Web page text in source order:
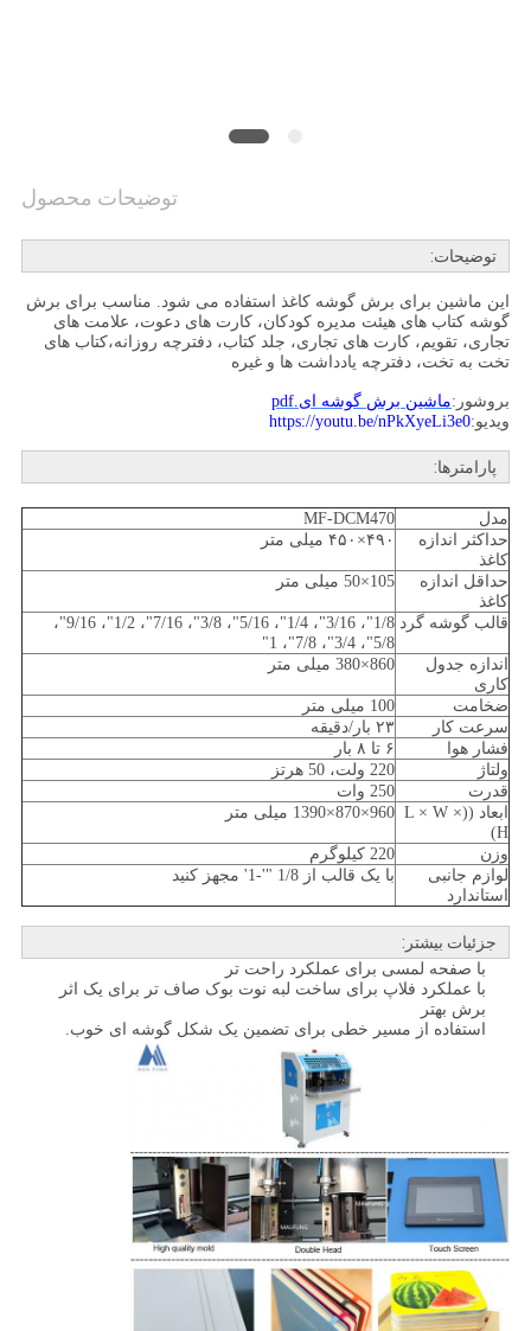
توضیحات محصول
توضیحات:
این ماشین برای برش گوشه کاغذ استفاده می شود. مناسب برای برش
گوشه کتاب های هیئت مدیره کودکان، کارت های دعوت، علامت های
تجاری، تقویم، کارت های تجاری، جلد کتاب، دفترچه روزانه،کتاب های
تخت به تخت، دفترچه یادداشت ها و غیره
بروشور:ماشین برش گوشه ای.pdf
ویدیو:https://youtu.be/nPkXyeLi3e0
پارامترها:
مدل
MF-DCM470
حداکثر اندازه
کاغذ
۴۹۰×۴۵۰ میلی متر
حداقل اندازه
کاغذ
105×50 میلی متر
قالب گوشه گرد
1/8"، 3/16"، 1/4"، 5/16"، 3/8"، 7/16"، 1/2"، 9/16"،
5/8"، 3/4"، 7/8"، 1"
اندازه جدول
کاری
860×380 میلی متر
ضخامت
100 میلی متر
سرعت کار
۲۳ بار/دقیقه
فشار هوا
۶ تا ۸ بار
ولتاژ
220 ولت، 50 هرتز
قدرت
250 وات
ابعاد ((L × W ×
H)
960×870×1390 میلی متر
وزن
220 کیلوگرم
لوازم جانبی
استاندارد
با یک قالب از 1/8 "'-1' مجهز کنید
جزئیات بیشتر:
با صفحه لمسی برای عملکرد راحت تر
با عملکرد فلاپ برای ساخت لبه نوت بوک صاف تر برای یک اثر
برش بهتر
استفاده از مسیر خطی برای تضمین یک شکل گوشه ای خوب.